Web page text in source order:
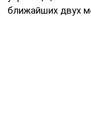
ближайших двух